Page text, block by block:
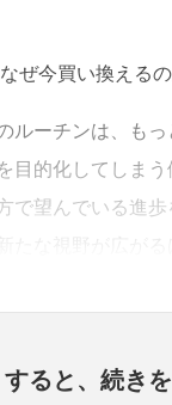
ぜ今買い換える
ルーチンは、も
目的化してしま
で望んでいる進
すると、続き